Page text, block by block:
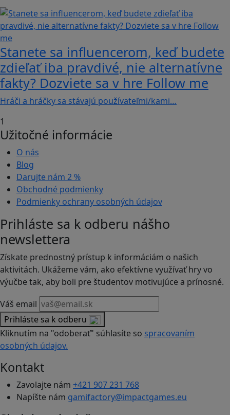
Stanete sa influencerom, keď budete
zdieľať iba pravdivé, nie alternatívne
fakty? Dozviete sa v hre Follow me
Hráči a hráčky sa stávajú používateľmi/kami…
1
Užitočné informácie
O nás
Blog
Darujte nám 2 %
Obchodné podmienky
Podmienky ochrany osobných údajov
Prihláste sa k odberu nášho
newslettera
Získate prednostný prístup k informáciám o našich
aktivitách. Ukážeme vám, ako efektívne využívať hry vo
výučbe tak, aby boli pre študentov motivujúce a prínosné.
Váš email
Prihláste sa k odberu
Kliknutím na "odoberať" súhlasíte so spracovaním
osobných údajov.
Kontakt
Zavolajte nám +421 907 231 768
Napíšte nám gamifactory@impactgames.eu